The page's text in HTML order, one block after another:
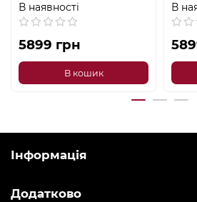
В наявності
5899 грн
В кошик
В
Інформація
Додатково